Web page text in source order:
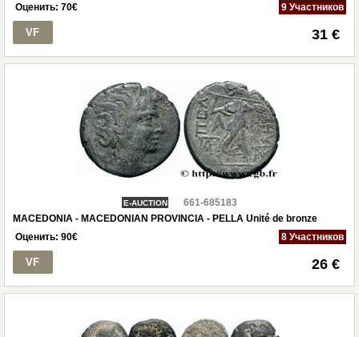
Оценить: 70€ 9 Участников
VF 31 €
E-AUCTION
661-685183
MACEDONIA - MACEDONIAN PROVINCIA - PELLA Unité de bronze
Оценить: 90€ 8 Участников
VF 26 €